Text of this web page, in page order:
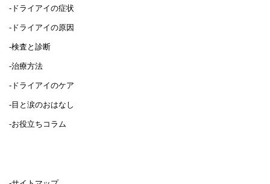
-ドライアイの症状
-ドライアイの原因
-検査と診断
-治療方法
-ドライアイのケア
-目と涙のおはなし
-お役立ちコラム